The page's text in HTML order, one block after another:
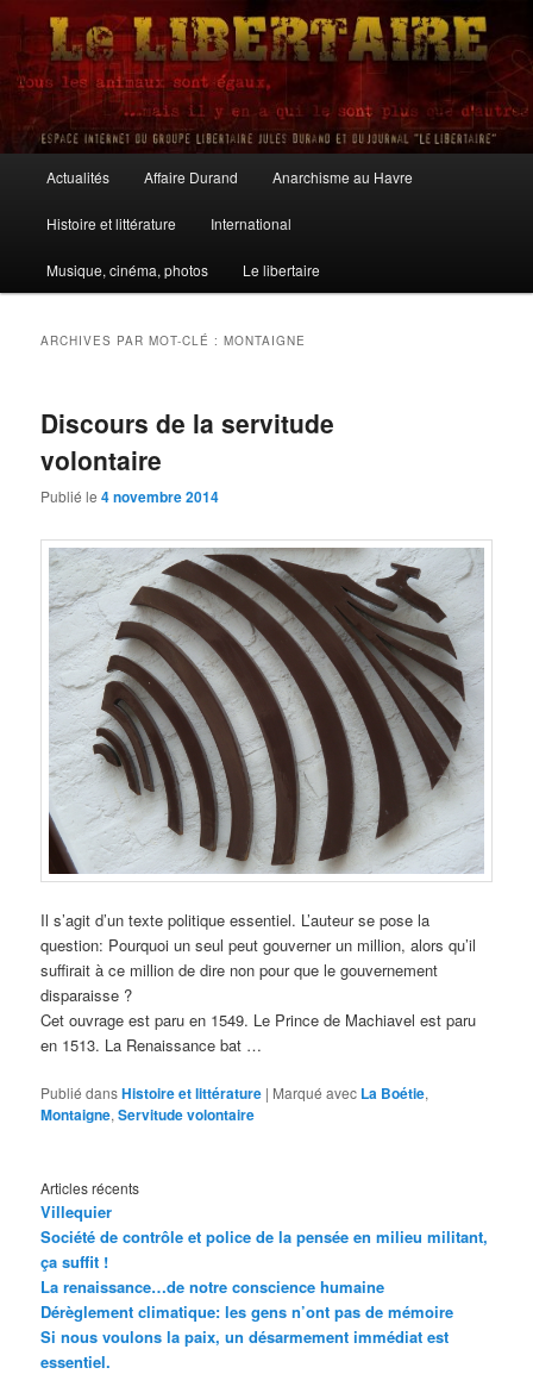
Aller
contenu
principal
Aller
contenu
secondaire
Le Libertaire
principal
Actualités Affaire Durand Anarchisme au Havre
Histoire et littérature International
Musique, cinéma, photos Le libertaire
ARCHIVES PAR MOT-CLÉ :MONTAIGNE
Discours de la servitude
volontaire
Publié le4 novembre 2014
Il s’agit d’un texte politique essentiel. L’auteur se pose la
question: Pourquoi un seul peut gouverner un million, alors qu’il
suffirait à ce million de dire non pour que le gouvernement
disparaisse ?
Cet ouvrage est paru en 1549. Le Prince de Machiavel est paru
en 1513. La Renaissance bat …
Publié dansHistoire et littérature | Marqué avec La Boétie,
Montaigne,Servitude volontaire
Articles récents
Villequier
Société de contrôle et police de la pensée en milieu militant,
ça suffit !
La renaissance…de notre conscience humaine
Dérèglement climatique: les gens n’ont pas de mémoire
Si nous voulons la paix, un désarmement immédiat est
essentiel.